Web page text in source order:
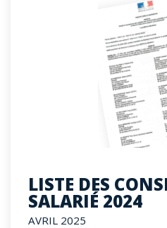
LISTE DES
SALARIÉ 2024
AVRIL 2025